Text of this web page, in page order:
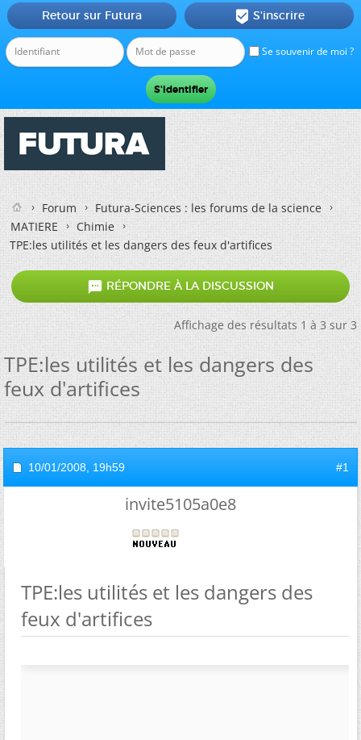
Se souvenir de moi ?
Retour sur Futura  S'inscrire
Forum
Futura-Sciences : les forums de la science
MATIERE
Chimie
TPE:les utilités et les dangers des feux d'artifices
 RÉPONDRE À LA DISCUSSION
Affichage des résultats 1 à 3 sur 3
TPE:les utilités et les dangers des
feux d'artifices
10/01/2008, 19h59 #1
invite5105a0e8
TPE:les utilités et les dangers des
feux d'artifices